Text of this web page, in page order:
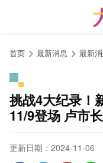
首页 最新消息 最新
挑战4大纪录！
11/9登场 卢市
更新日期：2024-11-06